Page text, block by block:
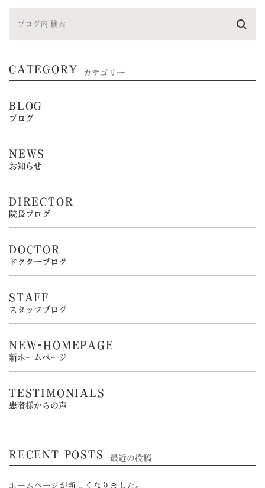
CATEGORY カテゴリー
BLOG
ブログ
NEWS
お知らせ
DIRECTOR
院長ブログ
DOCTOR
ドクターブログ
STAFF
スタッフブログ
NEW-HOMEPAGE
新ホームページ
TESTIMONIALS
患者様からの声
RECENT POSTS 最近の投稿
ホームページが新しくなりました。